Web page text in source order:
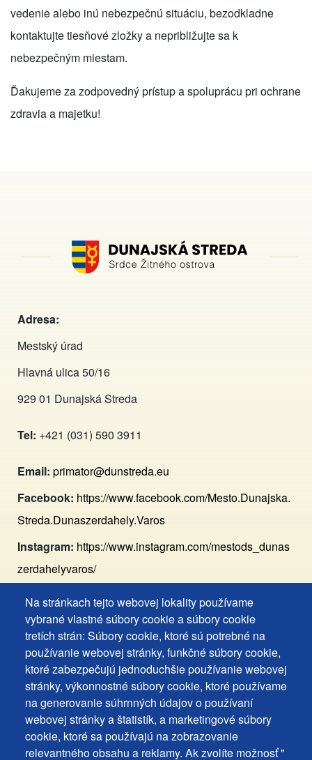
Na stránkach tejto webovej lokality používame
vybrané vlastné súbory cookie a súbory cookie
tretích strán: Súbory cookie, ktoré sú potrebné na
používanie webovej stránky, funkčné súbory cookie,
ktoré zabezpečujú jednoduchšie používanie webovej
stránky, výkonnostné súbory cookie, ktoré používame
na generovanie súhrnných údajov o používaní
webovej stránky a štatistík, a marketingové súbory
cookie, ktoré sa používajú na zobrazovanie
relevantného obsahu a reklamy. Ak zvolíte možnosť "
vedenie alebo inú nebezpečnú situáciu, bezodkladne
kontaktujte tiesňové zložky a nepribližujte sa k
nebezpečným miestam.
Ďakujeme za zodpovedný prístup a spoluprácu pri ochrane
zdravia a majetku!
Adresa:
Mestský úrad
Hlavná ulica 50/16
929 01 Dunajská Streda
Tel: +421 (031) 590 3911
Email: primator@dunstreda.eu
Facebook: https://www.facebook.com/Mesto.Dunajska.
Streda.Dunaszerdahely.Varos
Instagram: https://www.instagram.com/mestods_dunas
zerdahelyvaros/
Footer
Cookies
+
ochrana
osobných
udajov
Vyhlásenie o prístupnosti
Často kladené otázky
Ochrana osobných údajov
Používanie súborov cookies
Nastavenie cookies
Podnety a spätná väzba